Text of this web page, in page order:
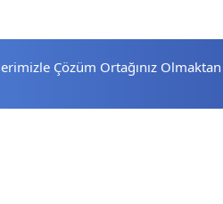
Çözüm Ortağınız